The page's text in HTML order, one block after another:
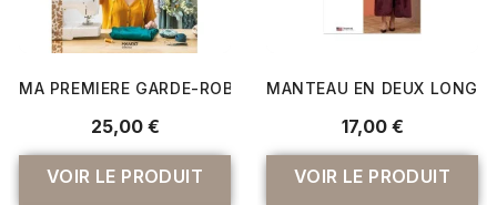
MA PREMIERE GARDE-ROBE AVEC L'ATELIER DES GOURDES
25,00 €
VOIR LE PRODUIT
MANTEAU EN DEUX
17,00 €
VOIR LE PRODUIT